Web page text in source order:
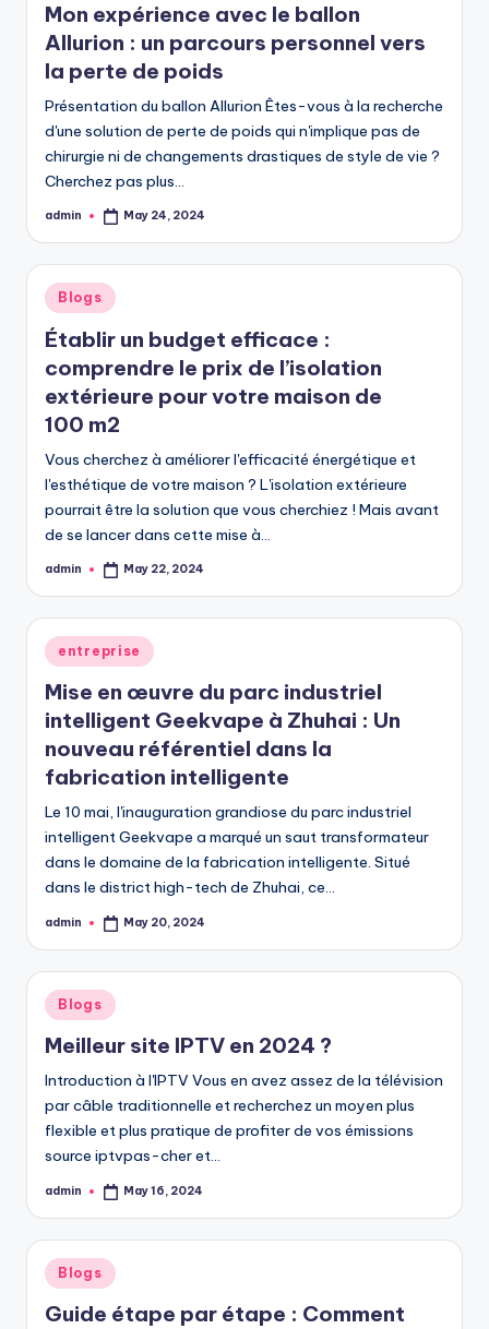
Mon expérience avec le ballon
Allurion : un parcours personnel vers
la perte de poids
Présentation du ballon Allurion Êtes-vous à la recherche
d'une solution de perte de poids qui n'implique pas de
chirurgie ni de changements drastiques de style de vie ?
Cherchez pas plus…
Posted
admin May 24, 2024
Posted
in
Blogs
Établir un budget efficace :
comprendre le prix de l’isolation
extérieure pour votre maison de
100 m2
Vous cherchez à améliorer l'efficacité énergétique et
l'esthétique de votre maison ? L'isolation extérieure
pourrait être la solution que vous cherchiez ! Mais avant
de se lancer dans cette mise à…
Posted
admin May 22, 2024
Posted
in
entreprise
Mise en œuvre du parc industriel
intelligent Geekvape à Zhuhai : Un
nouveau référentiel dans la
fabrication intelligente
Le 10 mai, l'inauguration grandiose du parc industriel
intelligent Geekvape a marqué un saut transformateur
dans le domaine de la fabrication intelligente. Situé
dans le district high-tech de Zhuhai, ce…
Posted
admin May 20, 2024
Posted
in
Blogs
Meilleur site IPTV en 2024 ?
Introduction à l'IPTV Vous en avez assez de la télévision
par câble traditionnelle et recherchez un moyen plus
flexible et plus pratique de profiter de vos émissions
source iptvpas-cher et…
Posted
admin May 16, 2024
Posted
in
Blogs
Guide étape par étape : Comment